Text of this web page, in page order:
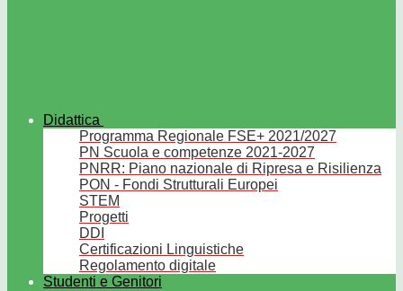
Didattica
Programma Regionale FSE+ 2021/2027
PN Scuola e competenze 2021-2027
PNRR: Piano nazionale di Ripresa e Risilienza
PON - Fondi Strutturali Europei
STEM
Progetti
DDI
Certificazioni Linguistiche
Regolamento digitale
Studenti e Genitori